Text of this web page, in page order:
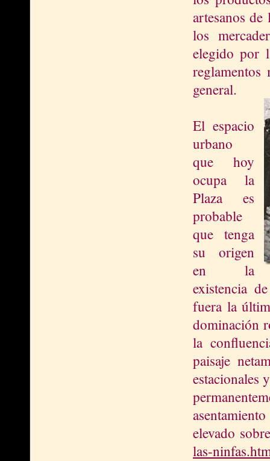
artesanos
los
elegido por
general.
El espacio
urbano
que hoy
ocupa la
Plaza es
probable
que tenga
su origen
en la
existencia
fuera la
dominación
la
paisaje
estacionales
elevado
las-